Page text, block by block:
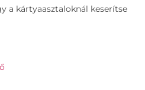
a kártyaasztaloknál keserítse